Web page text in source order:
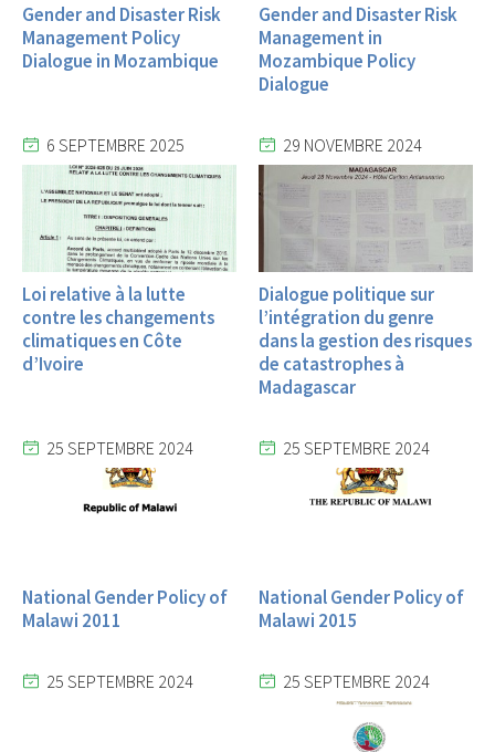
Gender and Disaster Risk
Management Policy
Dialogue in Mozambique
Gender and Disaster Risk
Management in
Mozambique Policy
Dialogue
6 SEPTEMBRE 2025
Loi relative à la lutte
contre les changements
climatiques en Côte
d’Ivoire
29 NOVEMBRE 2024
Dialogue politique sur
l’intégration du genre
dans la gestion des risques
de catastrophes à
Madagascar
25 SEPTEMBRE 2024
National Gender Policy of
Malawi 2011
25 SEPTEMBRE 2024
National Gender Policy of
Malawi 2015
25 SEPTEMBRE 2024 25 SEPTEMBRE 2024